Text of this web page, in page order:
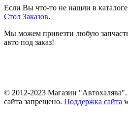
Если Вы что-то не нашли в
Стол Заказов.
Мы можем привезти любую
авто под заказ!
© 2012-2023 Магазин
сайта запрещено. Поддержка сайта